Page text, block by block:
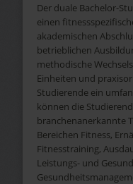
Der duale Bachelor-
einen
akademischen
betrieblichen
methodische
Einheiten und
Studierende ein
können die
branchenanerkannte
Bereichen Fitness,
Fitnesstraining,
Leistungs- und